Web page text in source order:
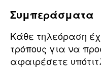
Συμπεράσματα
Κάθε τηλεόραση
τρόπους για να
αφαιρέσετε